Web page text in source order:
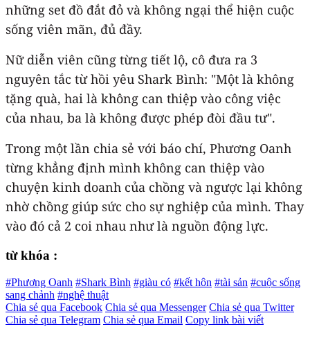
những set đồ đắt đỏ và không ngại thể hiện cuộc
sống viên mãn, đủ đầy.
Nữ diễn viên cũng từng tiết lộ, cô đưa ra 3
nguyên tắc từ hồi yêu Shark Bình: "Một là không
tặng quà, hai là không can thiệp vào công việc
của nhau, ba là không được phép đòi đầu tư".
Trong một lần chia sẻ với báo chí, Phương Oanh
từng khẳng định mình không can thiệp vào
chuyện kinh doanh của chồng và ngược lại không
nhờ chồng giúp sức cho sự nghiệp của mình. Thay
vào đó cả 2 coi nhau như là nguồn động lực.
từ khóa :
#Phương Oanh #Shark Bình #giàu có #kết hôn #tài sản #cuộc sống
sang chảnh #nghệ thuật
Chia sẻ qua Facebook Chia sẻ qua Messenger Chia sẻ qua Twitter
Chia sẻ qua Telegram Chia sẻ qua Email Copy link bài viết